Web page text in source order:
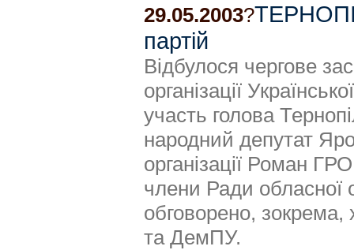
29.05.2003?
партій
Відбулося чергове
організації
участь голова
народний депутат
організації Роман
члени Ради обласної
обговорено, зокрема,
та ДемПУ.